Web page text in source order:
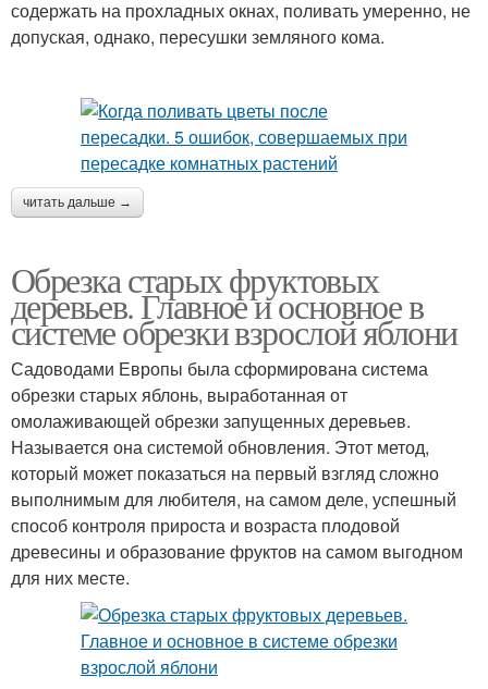
содержать на прохладных окнах, поливать умеренно, не
допуская, однако, пересушки земляного кома.
читать дальше →
Обрезка старых фруктовых
деревьев. Главное и основное в
системе обрезки взрослой яблони
Садоводами Европы была сформирована система
обрезки старых яблонь, выработанная от
омолаживающей обрезки запущенных деревьев.
Называется она системой обновления. Этот метод,
который может показаться на первый взгляд сложно
выполнимым для любителя, на самом деле, успешный
способ контроля прироста и возраста плодовой
древесины и образование фруктов на самом выгодном
для них месте.